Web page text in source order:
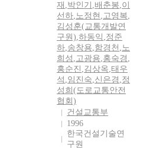
재 ,박인기 ,배춘봉,이
선하,노정현 ,고영복,
김성훈(교통개발연
구원),하동익 ,정준
하,송창용,함경천 ,노
희성 ,고광용,홍숙경 ,
홍순진 ,김상옥,태우
석 ,임진숙,신은경 ,정
성희(도로교통안전
협회)
건설교통부
1996
한국건설기술연
구원